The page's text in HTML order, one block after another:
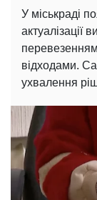
У міськраді
актуалізації
відходами.
ухвалення